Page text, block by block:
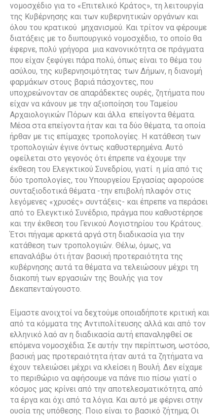
νομοσχέδιο για το «Επιτελικό Κράτος», τη λειτουργία
της Κυβέρνησης και των κυβερνητικών οργάνων και
όλου του κρατικού μηχανισμού. Και τρίτον να φέρουμε
διατάξεις με το διυπουργικό νομοσχέδιο, το οποίο θα
έφερνε, πολύ γρήγορα μια κανονικότητα σε πράγματα
που είχαν ξεφύγει πάρα πολύ, όπως είναι το θέμα του
ασύλου, της κυβερνησιμότητας των Δήμων, η διανομή
φαρμάκων στους βαριά πάσχοντες, που
υποχρεώνονταν σε απαράδεκτες ουρές, ζητήματα που
είχαν να κάνουν με την αξιοποίηση του Ταμείου
Αρχαιολογικών Πόρων και άλλα επείγοντα θέματα.
Μέσα στα επείγοντα ήταν και τα δύο θέματα, τα οποία
ήρθαν με τις επίμαχες τροπολογίες. Η κατάθεση των
τροπολογιών έγινε όντως καθυστερημένα. Αυτό
οφείλεται στο γεγονός ότι έπρεπε να έχουμε την
έκθεση του Ελεγκτικού Συνεδρίου, γιατί η μία από τις
δύο τροπολογίες, του Υπουργείου Εργασίας αφορούσε
συνταξιοδοτικά θέματα -την επιβολή πλαφόν στις
λεγόμενες «χρυσές» συντάξεις- και έπρεπε να περάσει
από το Ελεγκτικό Συνέδριο, πράγμα που καθυστέρησε
και την έκθεση του Γενικού Λογιστηρίου του Κράτους.
Έτσι πήγαμε αρκετά αργά στη διαδικασία για την
κατάθεση των τροπολογιών. Θέλω, όμως, να
επαναλάβω ότι ήταν βασική προτεραιότητα της
κυβέρνησης αυτά τα θέματα να τελειώσουν μέχρι τη
διακοπή των εργασιών της Βουλής για τον
Δεκαπενταύγουστο.
Είμαστε ανοιχτοί να δεχτούμε οποιαδήποτε κριτική και
από τα κόμματα της Αντιπολίτευσης αλλά και από τον
ελληνικό λαό αν η διαδικασία αυτή επαναληφθεί σε
επόμενα νομοσχέδια. Σε αυτήν την περίπτωση, ωστόσο,
βασική μας προτεραιότητα ήταν αυτά τα ζητήματα να
έχουν τελειώσει μέχρι να κλείσει η Βουλή. Δεν είχαμε
το περιθώριο να αφήσουμε να πάνε πιο πίσω γιατί ο
κόσμος μας κρίνει από την αποτελεσματικότητα, από
τα έργα και όχι από τα λόγια. Και αυτό με φέρνει στην
ουσία της υπόθεσης. Ποιο είναι το βασικό ζήτημα; Οι